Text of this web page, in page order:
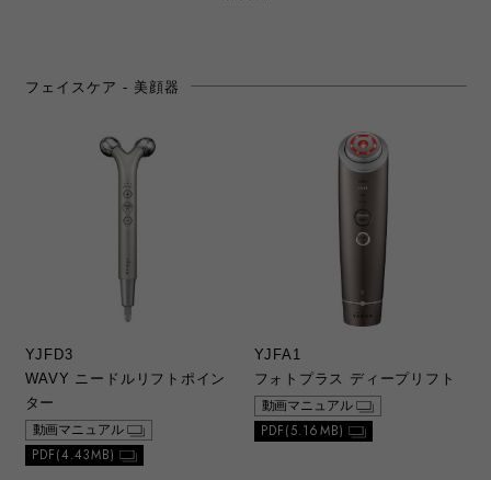
の取扱説明書のうち提供が可能なもののみを
に直接お問い合わせの上、ご購入いただきま
すようお願いいたします。なお、カスタマー
サポートにて無償での印刷等のサービスは行
っておりませんことをご了承ください。
3）製品の生産中止などの理由により、お求め
の取扱説明書をご提供できない場合がありま
すので、あらかじめご了承ください。
1）本ウェブサイトでダウンロードできる総合
カタログ、取扱説明書は、原則、初版当初の
ものを掲載しております。お客さまご相談窓
口の連絡先などが変更されている場合があり
ますので、あらかじめご了承ください。
2）本ウェブサイトに公開されている総合カタ
フェイスケア - 美顔器
YJFD3
WAVY ニードルリフトポイン
ター
動画マニュアル
PDF(4.43MB)
YJFA1
フォトプラス ディープリフト
動画マニュアル
PDF(5.16MB)